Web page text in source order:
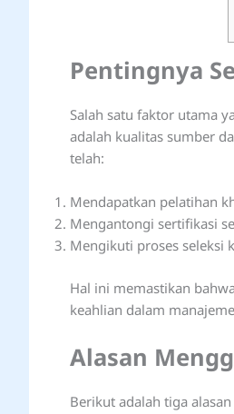
Pentingnya
Salah satu faktor utama
adalah kualitas sumber
telah:
Mendapatkan pelatihan
Mengantongi sertifikasi
Mengikuti proses seleksi
Hal ini memastikan
keahlian dalam
Alasan
Berikut adalah tiga